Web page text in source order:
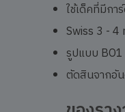
ใช้เด็คที่มีกา
Swiss 3 - 4
รูปแบบ
ตัดสินจากอั